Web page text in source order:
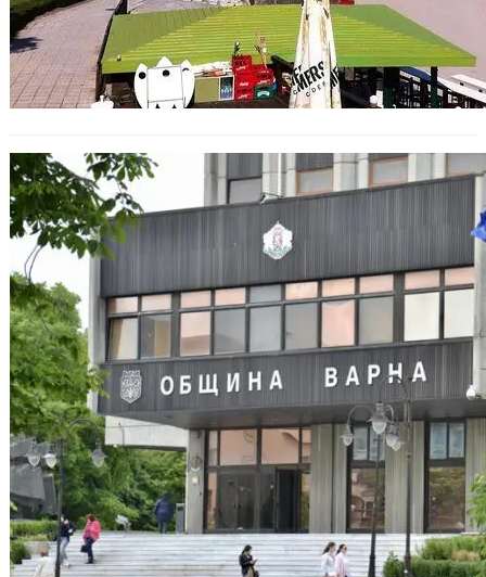
Нови бомбени заплахи
предизвикаха проверки във Варна
и страната